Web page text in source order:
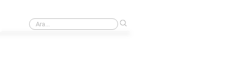
Kol saati kaç atm olmalı?